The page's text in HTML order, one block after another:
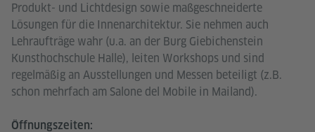
Produkt- und Lichtdesign sowie maßgeschneiderte
Lösungen für die Innenarchitektur. Sie nehmen auch
Lehraufträge wahr (u.a. an der Burg Giebichenstein
Kunsthochschule Halle), leiten Workshops und sind
regelmäßig an Ausstellungen und Messen beteiligt (z.B.
schon mehrfach am Salone del Mobile in Mailand).
Öffnungszeiten: